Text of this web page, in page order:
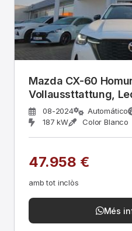
Mazda CX-60
Vollaussttattung,
08-2024 Automático
187 kW
Color Blanco
47.958 €
amb tot inclòs
Més